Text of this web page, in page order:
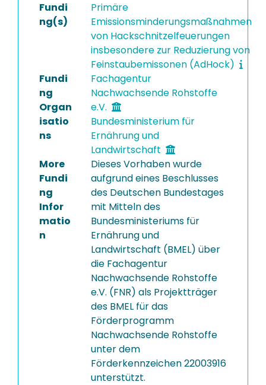
Fundi
ng(s)
Primäre
Emissionsminderungsmaßnahmen
von Hackschnitzelfeuerungen
insbesondere zur Reduzierung von
Feinstaubemissonen (AdHock)
Fundi
ng
Organ
isatio
ns
Fachagentur
Nachwachsende Rohstoffe
e.V.
Bundesministerium für
Ernährung und
Landwirtschaft
More
Fundi
ng
Infor
matio
n
Dieses Vorhaben wurde
aufgrund eines Beschlusses
des Deutschen Bundestages
mit Mitteln des
Bundesministeriums für
Ernährung und
Landwirtschaft (BMEL) über
die Fachagentur
Nachwachsende Rohstoffe
e.V. (FNR) als Projektträger
des BMEL für das
Förderprogramm
Nachwachsende Rohstoffe
unter dem
Förderkennzeichen 22003916
unterstützt.